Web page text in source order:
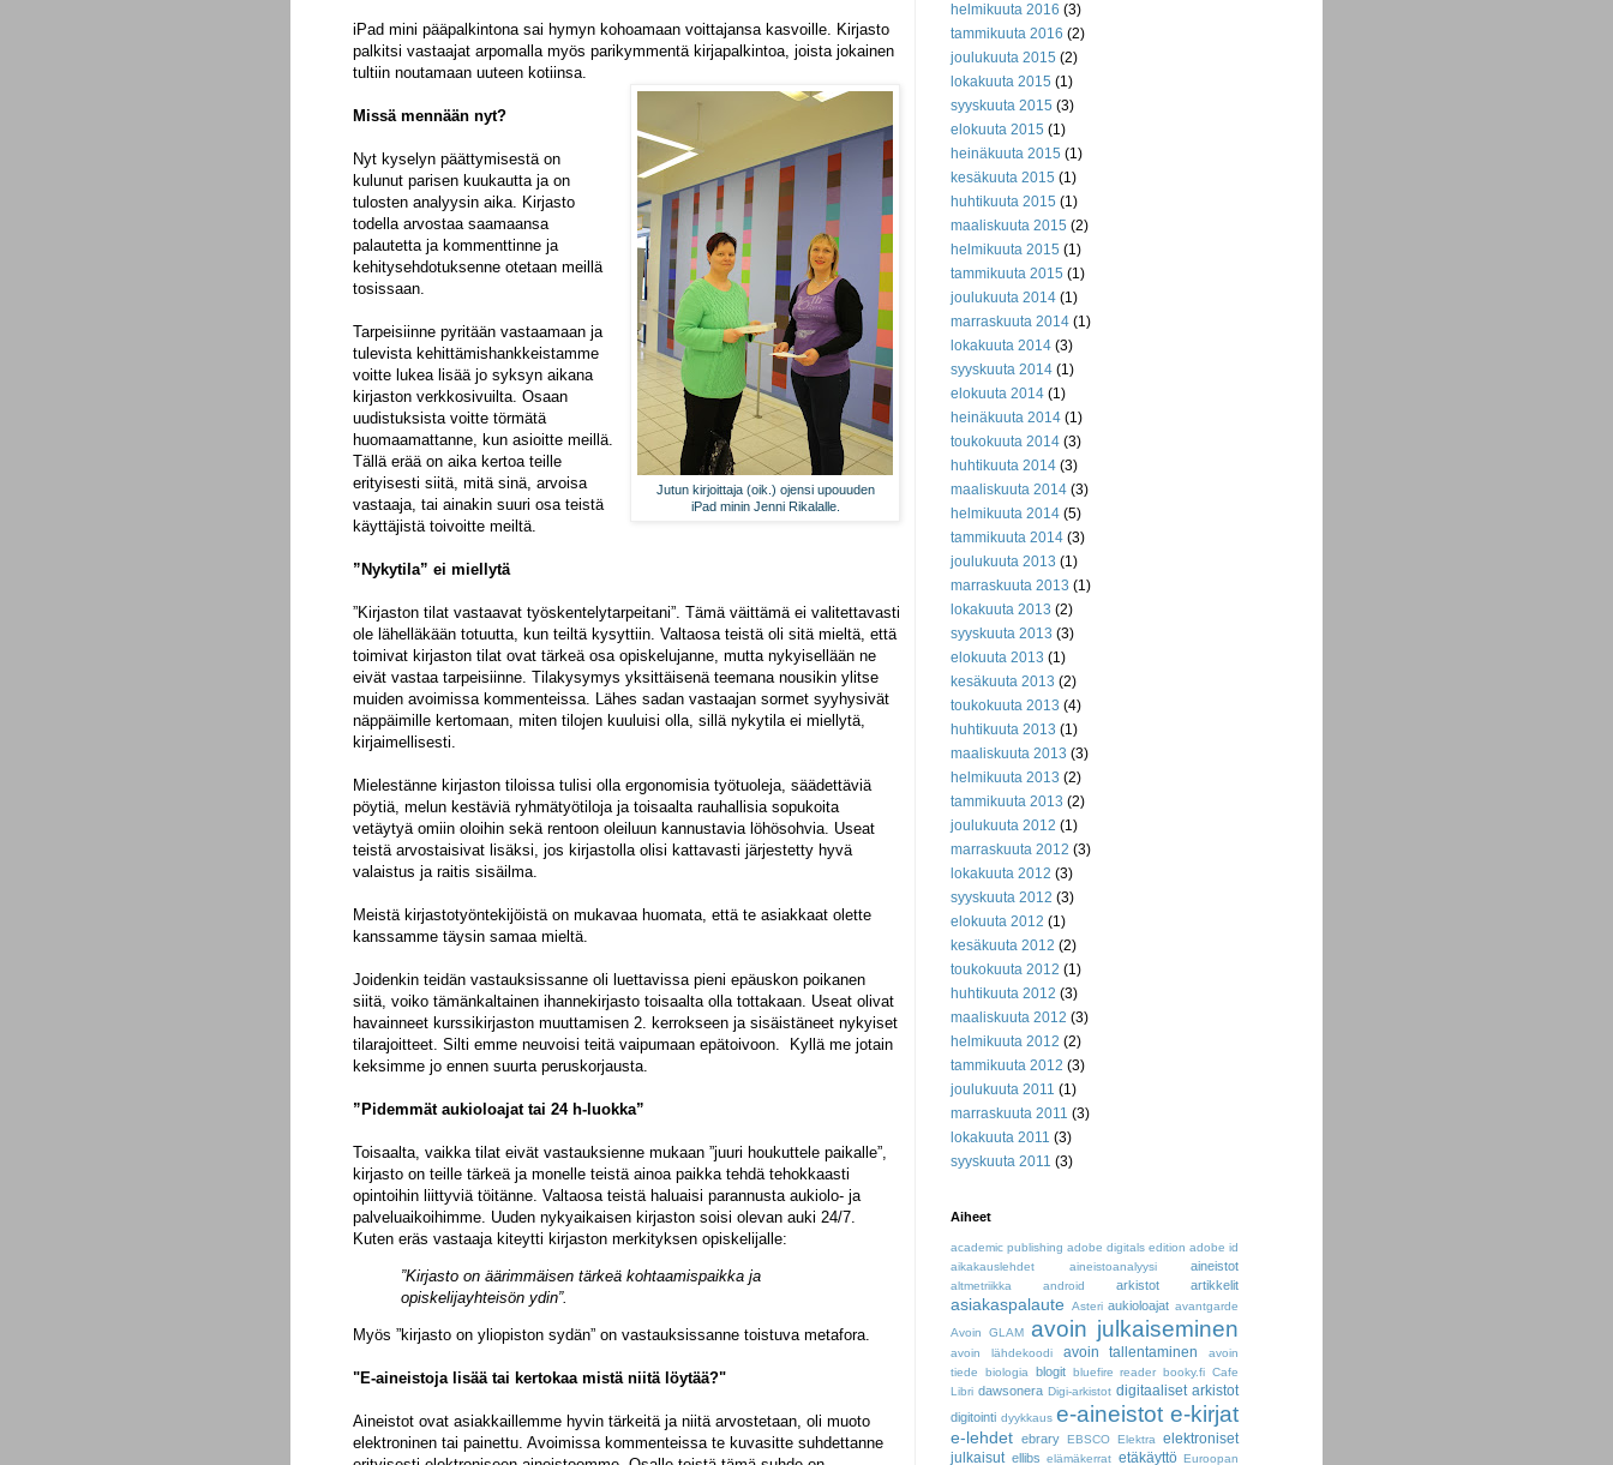
iPad mini pääpalkintona sai hymyn kohoamaan voittajansa kasvoille. Kirjasto
palkitsi vastaajat arpomalla myös parikymmentä kirjapalkintoa, joista jokainen
tultiin noutamaan uuteen kotiinsa.
Jutun kirjoittaja (oik.) ojensi upouuden
iPad minin Jenni Rikalalle.
Missä mennään nyt?
Nyt kyselyn päättymisestä on
kulunut parisen kuukautta ja on
tulosten analyysin aika. Kirjasto
todella arvostaa saamaansa
palautetta ja kommenttinne ja
kehitysehdotuksenne otetaan meillä
tosissaan.
Tarpeisiinne pyritään vastaamaan ja
tulevista kehittämishankkeistamme
voitte lukea lisää jo syksyn aikana
kirjaston verkkosivuilta. Osaan
uudistuksista voitte törmätä
huomaamattanne, kun asioitte meillä.
Tällä erää on aika kertoa teille
erityisesti siitä, mitä sinä, arvoisa
vastaaja, tai ainakin suuri osa teistä
käyttäjistä toivoitte meiltä.
”Nykytila” ei miellytä
”Kirjaston tilat vastaavat työskentelytarpeitani”. Tämä väittämä ei valitettavasti
ole lähelläkään totuutta, kun teiltä kysyttiin. Valtaosa teistä oli sitä mieltä, että
toimivat kirjaston tilat ovat tärkeä osa opiskelujanne, mutta nykyisellään ne
eivät vastaa tarpeisiinne. Tilakysymys yksittäisenä teemana nousikin ylitse
muiden avoimissa kommenteissa. Lähes sadan vastaajan sormet syyhysivät
näppäimille kertomaan, miten tilojen kuuluisi olla, sillä nykytila ei miellytä,
kirjaimellisesti.
Mielestänne kirjaston tiloissa tulisi olla ergonomisia työtuoleja, säädettäviä
pöytiä, melun kestäviä ryhmätyötiloja ja toisaalta rauhallisia sopukoita
vetäytyä omiin oloihin sekä rentoon oleiluun kannustavia löhösohvia. Useat
teistä arvostaisivat lisäksi, jos kirjastolla olisi kattavasti järjestetty hyvä
valaistus ja raitis sisäilma.
Meistä kirjastotyöntekijöistä on mukavaa huomata, että te asiakkaat olette
kanssamme täysin samaa mieltä.
Joidenkin teidän vastauksissanne oli luettavissa pieni epäuskon poikanen
siitä, voiko tämänkaltainen ihannekirjasto toisaalta olla tottakaan. Useat olivat
havainneet kurssikirjaston muuttamisen 2. kerrokseen ja sisäistäneet nykyiset
tilarajoitteet. Silti emme neuvoisi teitä vaipumaan epätoivoon. Kyllä me jotain
keksimme jo ennen suurta peruskorjausta.
”Pidemmät aukioloajat tai 24 h-luokka”
Toisaalta, vaikka tilat eivät vastauksienne mukaan ”juuri houkuttele paikalle”,
kirjasto on teille tärkeä ja monelle teistä ainoa paikka tehdä tehokkaasti
opintoihin liittyviä töitänne. Valtaosa teistä haluaisi parannusta aukiolo- ja
palveluaikoihimme. Uuden nykyaikaisen kirjaston soisi olevan auki 24/7.
Kuten eräs vastaaja kiteytti kirjaston merkityksen opiskelijalle:
”Kirjasto on äärimmäisen tärkeä kohtaamispaikka ja
opiskelijayhteisön ydin”.
Myös ”kirjasto on yliopiston sydän” on vastauksissanne toistuva metafora.
"E-aineistoja lisää tai kertokaa mistä niitä löytää?"
Aineistot ovat asiakkaillemme hyvin tärkeitä ja niitä arvostetaan, oli muoto
elektroninen tai painettu. Avoimissa kommenteissa te kuvasitte suhdettanne
helmikuuta 2016 (3)
tammikuuta 2016 (2)
joulukuuta 2015 (2)
lokakuuta 2015 (1)
syyskuuta 2015 (3)
elokuuta 2015 (1)
heinäkuuta 2015 (1)
kesäkuuta 2015 (1)
huhtikuuta 2015 (1)
maaliskuuta 2015 (2)
helmikuuta 2015 (1)
tammikuuta 2015 (1)
joulukuuta 2014 (1)
marraskuuta 2014 (1)
lokakuuta 2014 (3)
syyskuuta 2014 (1)
elokuuta 2014 (1)
heinäkuuta 2014 (1)
toukokuuta 2014 (3)
huhtikuuta 2014 (3)
maaliskuuta 2014 (3)
helmikuuta 2014 (5)
tammikuuta 2014 (3)
joulukuuta 2013 (1)
marraskuuta 2013 (1)
lokakuuta 2013 (2)
syyskuuta 2013 (3)
elokuuta 2013 (1)
kesäkuuta 2013 (2)
toukokuuta 2013 (4)
huhtikuuta 2013 (1)
maaliskuuta 2013 (3)
helmikuuta 2013 (2)
tammikuuta 2013 (2)
joulukuuta 2012 (1)
marraskuuta 2012 (3)
lokakuuta 2012 (3)
syyskuuta 2012 (3)
elokuuta 2012 (1)
kesäkuuta 2012 (2)
toukokuuta 2012 (1)
huhtikuuta 2012 (3)
maaliskuuta 2012 (3)
helmikuuta 2012 (2)
tammikuuta 2012 (3)
joulukuuta 2011 (1)
marraskuuta 2011 (3)
lokakuuta 2011 (3)
syyskuuta 2011 (3)
Aiheet
academic publishing adobe digitals edition adobe id
aikakauslehdet
aineistoanalyysi aineistot
altmetriikka android arkistot artikkelit
asiakaspalaute Asteri aukioloajat avantgarde
Avoin GLAM
avoin julkaiseminen
avoin lähdekoodi avoin tallentaminen
avoin
tiede
biologia blogit bluefire reader booky.fi Cafe
Libri dawsonera Digi-arkistot digitaaliset arkistot
digitointi dyykkaus e-aineistot e-kirjat
e-lehdet ebrary EBSCO Elektra elektroniset
julkaisut ellibs elämäkerrat etäkäyttö Euroopan